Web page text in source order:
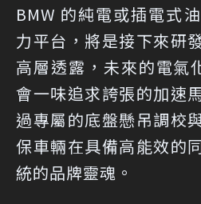
BMW 的純電或插電式
力平台，將是接下來研
高層透露，未來的電氣
會一味追求誇張的加速
過專屬的底盤懸吊調校
保車輛在具備高能效的
統的品牌靈魂。